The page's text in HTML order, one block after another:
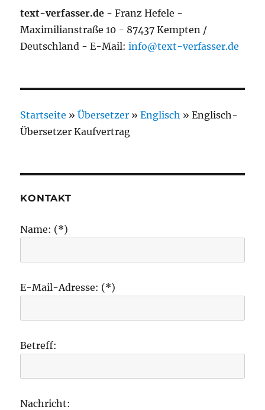
text-verfasser.de - Franz Hefele -
Maximilianstraße 10 - 87437 Kempten /
Deutschland - E-Mail:info@text-verfasser.de
Startseite »Übersetzer »Englisch »Englisch-
Übersetzer Kaufvertrag
KONTAKT
Name: (*)
E-Mail-Adresse: (*)
Betreff:
Nachricht: